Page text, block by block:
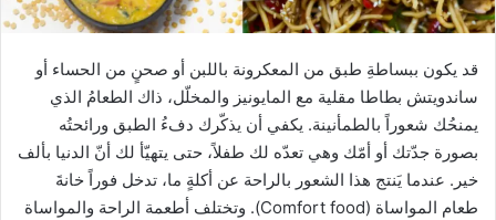
قد يكون ببساطةِ طبق من المعكرونة باللبن أو صحنٍ من الحساء أو
ساندويتش بطاطا مقلية مع المايونيز والمخلّل، ذاك الطعامُ الذي
يمنحُك شعوراً بالطمأنينة. يكفي أن يذكّرك دفءُ الطبق ورائحتُه
بصورة جدّتك أو أمّك وهي تعدّه لك طفلاً، حتى يتهيّأ لك أنّ الدنيا بألف
خير. عندما يَنتج هذا الشعور بالراحة عن أكلةٍ ما، تدخل فوراً خانةَ
طعام المواساة (Comfort food). وتختلف أطعمة الراحة والمواساة